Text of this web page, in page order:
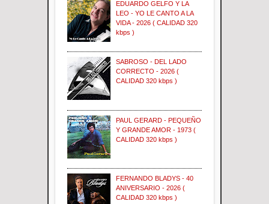
EDUARDO GELFO Y LA
LEO - YO LE CANTO A LA
VIDA - 2026 ( CALIDAD 320
kbps )
SABROSO - DEL LADO
CORRECTO - 2026 (
CALIDAD 320 kbps )
PAUL GERARD - PEQUEÑO
Y GRANDE AMOR - 1973 (
CALIDAD 320 kbps )
FERNANDO BLADYS - 40
ANIVERSARIO - 2026 (
CALIDAD 320 kbps )